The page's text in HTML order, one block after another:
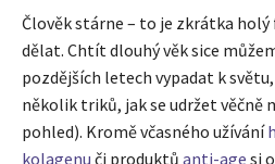
Člověk stárne – to je zkrátka
dělat. Chtít dlouhý věk sice
pozdějších letech vypadat k
několik triků, jak se udržet věčně
pohled). Kromě včasného užívání
kolagenu či produktů anti-age si